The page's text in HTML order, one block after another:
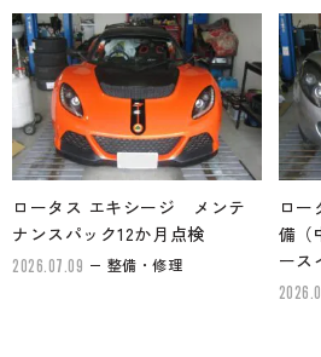
ロータス エキシージ メンテ
ナンスパック12か月点検
2026.07.09 整備・修理
ロ
備（
ース